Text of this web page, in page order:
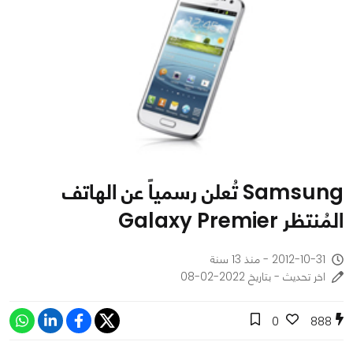
Samsung تُعلن رسمياً عن الهاتف
المُنتظر Galaxy Premier
2012-10-31 - منذ 13 سنة
اخر تحديث - بتاريخ 2022-02-08
888
0